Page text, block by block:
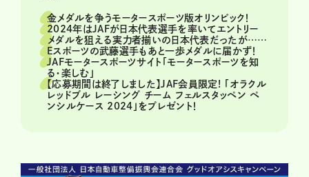
金メダルを争うモータースポーツ版オリンピック！
2024年はJAFが日本代表選手を率いてエントリー
メダルを狙える実力者揃いの日本代表だったが……
Eスポーツの武藤選手もあと一歩メダルに届かず！
JAFモータースポーツサイト「モータースポーツを知
る・楽しむ」
【応募期間は終了しました】JAF会員限定! 「オラクル
レッドブル レーシング チーム フェルスタッペン ペ
ンシルケース 2024」をプレゼント！